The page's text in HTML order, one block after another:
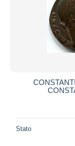
Stato